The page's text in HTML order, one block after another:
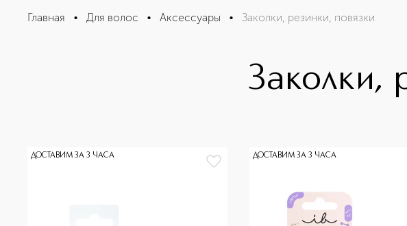
Главная • Для волос • Аксессуары • Заколки, резинки, повязки
Заколки,
ДОСТАВИМ ЗА 3 ЧАСА ДОСТАВИМ ЗА 3 ЧАСА